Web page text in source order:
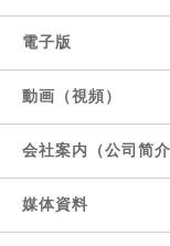
電子版
動画（視頻）
会社案内（公司简介
媒体資料